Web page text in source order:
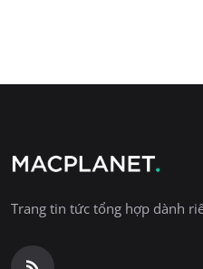
Trang tin tức tổng hợp dành